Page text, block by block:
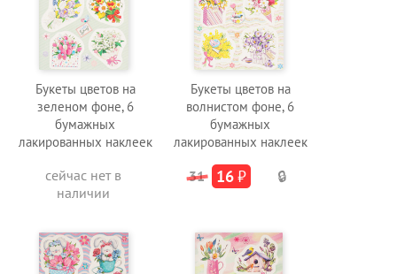
Букеты цветов на
зеленом фоне, 6
бумажных
лакированных наклеек
сейчас нет в
наличии
Букеты цветов на
волнистом фоне, 6
бумажных
лакированных наклеек
31 16₽ 🔒